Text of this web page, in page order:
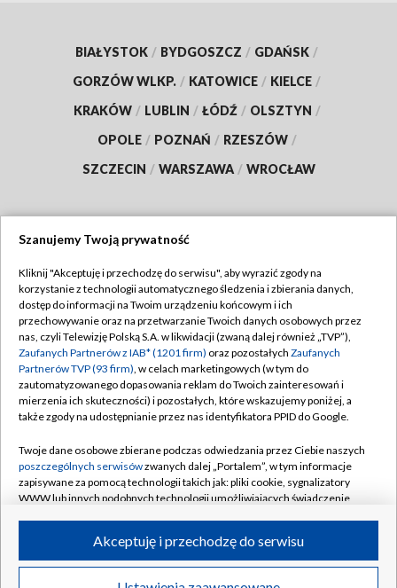
BIAŁYSTOK / BYDGOSZCZ / GDAŃSK /
GORZÓW WLKP. / KATOWICE / KIELCE /
KRAKÓW / LUBLIN / ŁÓDŹ / OLSZTYN /
OPOLE / POZNAŃ / RZESZÓW /
SZCZECIN / WARSZAWA / WROCŁAW
TVP
Abonament TVP
Emisja w TVP
Centrum informacji TVP
Naziemna Telewizja Cyfrowa
Rada Programowa
System NOS
Informacje o nadawcy
Program dla prasy
Regulamin TVP
Polityka prywatności
Moje zgody
Pomoc
Kontakt
Kanały
©2026 Telewizja Polska S.A. w likwidacji
Szanujemy Twoją prywatność
Kliknij "Akceptuję i przechodzę do serwisu", aby wyrazić zgody na
korzystanie z technologii automatycznego śledzenia i zbierania danych,
dostęp do informacji na Twoim urządzeniu końcowym i ich
przechowywanie oraz na przetwarzanie Twoich danych osobowych przez
nas, czyli Telewizję Polską S.A. w likwidacji (zwaną dalej również „TVP”),
Zaufanych Partnerów z IAB* (1201 firm) oraz pozostałych Zaufanych
Partnerów TVP (93 firm), w celach marketingowych (w tym do
zautomatyzowanego dopasowania reklam do Twoich zainteresowań i
mierzenia ich skuteczności) i pozostałych, które wskazujemy poniżej, a
także zgody na udostępnianie przez nas identyfikatora PPID do Google.
Twoje dane osobowe zbierane podczas odwiedzania przez Ciebie naszych
poszczególnych serwisówzwanych dalej „Portalem”, w tym informacje
zapisywane za pomocą technologii takich jak: pliki cookie, sygnalizatory
WWW lub innych podobnych technologii umożliwiających świadczenie
ruchu w Internecie.
Twoje dane osobowe zbierane podczas odwiedzania przez Ciebie
Akceptuję i przechodzę do serwisu